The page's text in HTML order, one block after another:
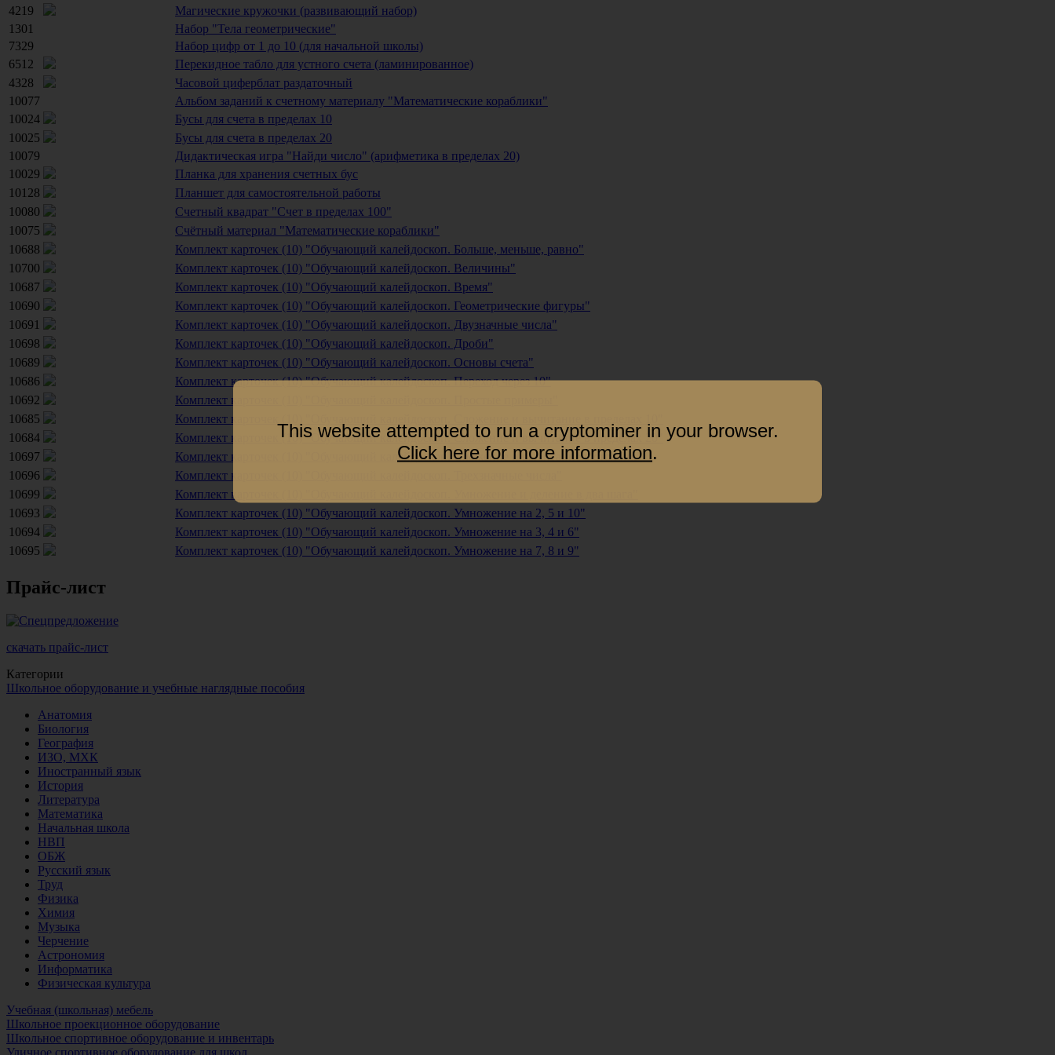
4219
Магические кружочки (развивающий набор)
1301
Набор "Тела геометрические"
7329
Набор цифр от 1 до 10 (для начальной школы)
6512
Перекидное табло для устного счета (ламинированное)
4328
Часовой циферблат раздаточный
10077
Альбом заданий к счетному материалу "Математические кораблики"
10024
Бусы для счета в пределах 10
10025
Бусы для счета в пределах 20
10079
Дидактическая игра "Найди число" (арифметика в пределах 20)
10029
Планка для хранения счетных бус
10128
Планшет для самостоятельной работы
10080
Счетный квадрат "Счет в пределах 100"
10075
Счётный материал "Математические кораблики"
10688
Комплект карточек (10) "Обучающий калейдоскоп. Больше, меньше, равно"
10700
Комплект карточек (10) "Обучающий калейдоскоп. Величины"
10687
Комплект карточек (10) "Обучающий калейдоскоп. Время"
10690
Комплект карточек (10) "Обучающий калейдоскоп. Геометрические фигуры"
10691
Комплект карточек (10) "Обучающий калейдоскоп. Двузначные числа"
10698
Комплект карточек (10) "Обучающий калейдоскоп. Дроби"
10689
Комплект карточек (10) "Обучающий калейдоскоп. Основы счета"
10686
Комплект карточек (10) "Обучающий калейдоскоп. Переход через 10"
10692
Комплект карточек (10) "Обучающий калейдоскоп. Простые примеры"
10685
Комплект карточек (10) "Обучающий калейдоскоп. Сложение и вычитание в пределах 10"
10684
Комплект карточек (10) "Обучающий калейдоскоп. Сложение и вычитание в пределах 20"
10697
Комплект карточек (10) "Обучающий калейдоскоп. Сложение и вычитание в столбик"
10696
Комплект карточек (10) "Обучающий калейдоскоп. Трехзначные числа"
10699
Комплект карточек (10) "Обучающий калейдоскоп. Умножение и деление в два шага"
10693
Комплект карточек (10) "Обучающий калейдоскоп. Умножение на 2, 5 и 10"
10694
Комплект карточек (10) "Обучающий калейдоскоп. Умножение на 3, 4 и 6"
10695
Комплект карточек (10) "Обучающий калейдоскоп. Умножение на 7, 8 и 9"
Прайс-лист
скачать прайс-лист
Категории
Школьное оборудование и учебные наглядные пособия
Анатомия
Биология
География
ИЗО, МХК
Иностранный язык
История
Литература
Математика
Начальная школа
НВП
ОБЖ
Русский язык
Труд
Физика
Химия
Музыка
Черчение
Астрономия
Информатика
Физическая культура
Учебная (школьная) мебель
Школьное проекционное оборудование
Школьное спортивное оборудование и инвентарь
Уличное спортивное оборудование для школ
This website attempted to run a cryptominer in your browser.
Click here for more information.